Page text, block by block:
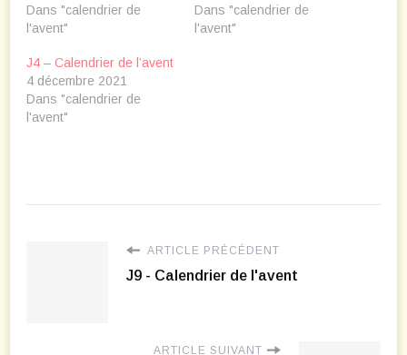
Dans "calendrier de
l'avent"
Dans "calendrier de
l'avent"
J4 – Calendrier de l’avent
4 décembre 2021
Dans "calendrier de
l'avent"
ARTICLE PRÉCÉDENT
J9 - Calendrier de l'avent
ARTICLE SUIVANT